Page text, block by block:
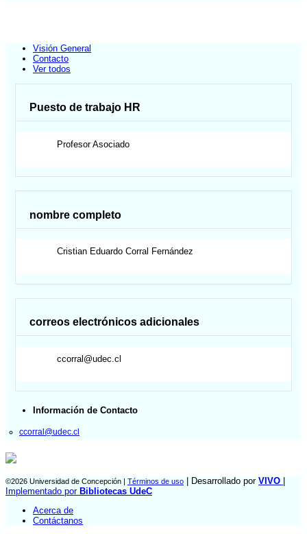
Visión General
Contacto
Ver todos
Puesto de trabajo HR
Profesor Asociado
nombre completo
Cristian Eduardo Corral Fernández
correos electrónicos adicionales
ccorral@udec.cl
Información de Contacto
ccorral@udec.cl
©2026 Universidad de Concepción | Términos de uso | Desarrollado por VIVO |
Implementado por Bibliotecas UdeC
Acerca de
Contáctanos